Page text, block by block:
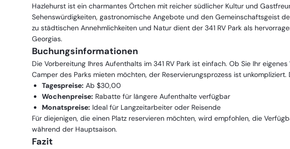
Hazlehurst ist ein charmantes Örtchen mit reicher südlicher Kultur und
Sehenswürdigkeiten, gastronomische Angebote und den Gemeinschaftsgeist
zu städtischen Annehmlichkeiten und Natur dient der 341 RV Park als
Georgias.
Buchungsinformationen
Die Vorbereitung Ihres Aufenthalts im 341 RV Park ist einfach. Ob Sie Ihr
Camper des Parks mieten möchten, der Reservierungsprozess ist unkompliziert.
Tagespreise: Ab $30,00
Wochenpreise: Rabatte für längere Aufenthalte verfügbar
Monatspreise: Ideal für Langzeitarbeiter oder Reisende
Für diejenigen, die einen Platz reservieren möchten, wird empfohlen, die
während der Hauptsaison.
Fazit